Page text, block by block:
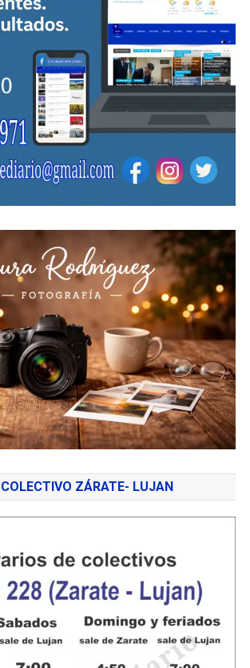
COLECTIVO ZÁRATE- LUJAN